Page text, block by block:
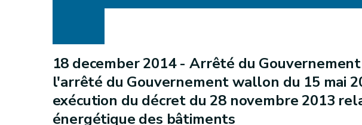
18 december 2014 -Arrêté du
l'arrêté du Gouvernement wallon du 15 mai
exécution du décret du 28 novembre 2013
énergétique des bâtiments